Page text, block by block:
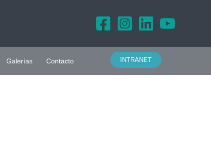
Galerías Contacto INTRANET